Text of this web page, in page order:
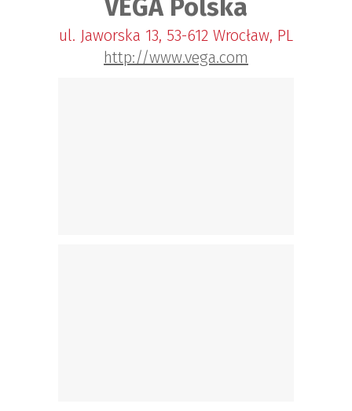
VEGA Polska
ul. Jaworska 13, 53-612 Wrocław, PL
http://www.vega.com